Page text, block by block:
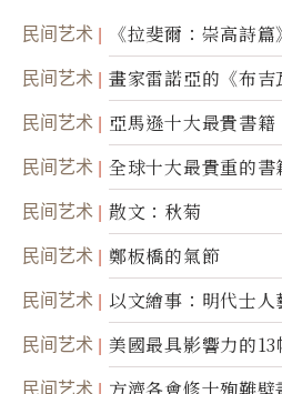
民间艺术 《拉斐爾：崇高詩
民间艺术 畫家雷諾亞的《布吉
民间艺术 亞馬遜十大最貴書籍
民间艺术 全球十大最貴重的書
民间艺术 散文：秋菊
民间艺术 鄭板橋的氣節
民间艺术 以文繪事：明代士人
民间艺术 美國最具影響力的
民间艺术